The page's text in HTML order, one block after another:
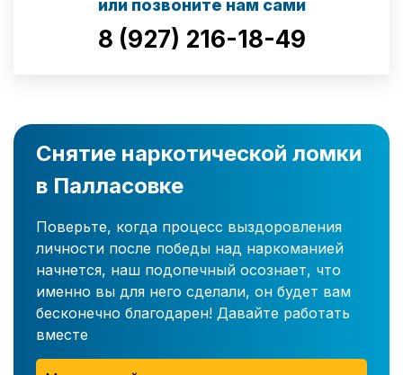
или позвоните нам сами
8 (927) 216-18-49
Снятие наркотической ломки
в Палласовке
Поверьте, когда процесс выздоровления
личности после победы над наркоманией
начнется, наш подопечный осознает, что
именно вы для него сделали, он будет вам
бесконечно благодарен! Давайте работать
вместе